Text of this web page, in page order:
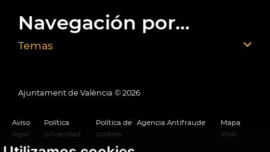
Navegación por...
Temas
Ajuntament de València © 2026
Aviso
legal
Política
privacidad
Política de
cookies
Agencia Antifraude
Mapa
Web